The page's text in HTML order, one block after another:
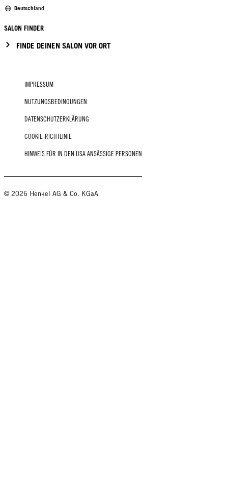
Deutschland
SALON FINDER
FINDE DEINEN SALON VOR ORT
IMPRESSUM
NUTZUNGSBEDINGUNGEN
DATENSCHUTZERKLÄRUNG
COOKIE-RICHTLINIE
HINWEIS FÜR IN DEN USA ANSÄSSIGE PERSONEN
© 2026 Henkel AG & Co. KGaA